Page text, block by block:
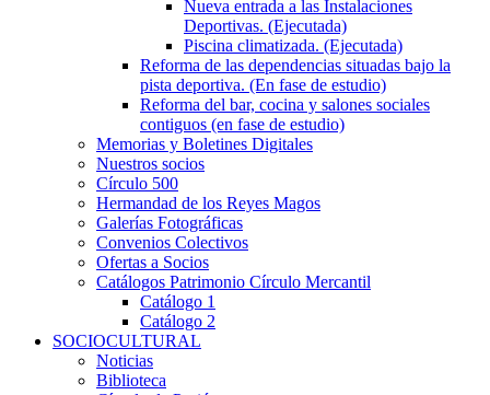
Nueva entrada a las Instalaciones
Deportivas. (Ejecutada)
Piscina climatizada. (Ejecutada)
Reforma de las dependencias situadas bajo la
pista deportiva. (En fase de estudio)
Reforma del bar, cocina y salones sociales
contiguos (en fase de estudio)
Memorias y Boletines Digitales
Nuestros socios
Círculo 500
Hermandad de los Reyes Magos
Galerías Fotográficas
Convenios Colectivos
Ofertas a Socios
Catálogos Patrimonio Círculo Mercantil
Catálogo 1
Catálogo 2
SOCIOCULTURAL
Noticias
Biblioteca